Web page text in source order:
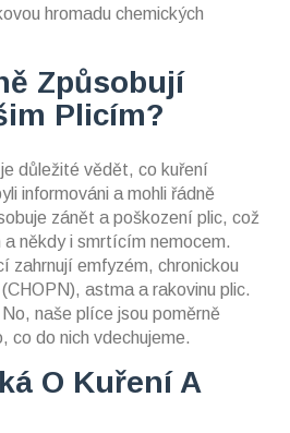
hromadu chemických
Způsobují
Plicím?
důležité vědět, co kuření
informováni a mohli řádně
zánět a poškození plic, což
někdy i smrtícím nemocem.
zahrnují emfyzém, chronickou
astma a rakovinu plic.
naše plíce jsou poměrně
co do nich vdechujeme.
O Kuření A